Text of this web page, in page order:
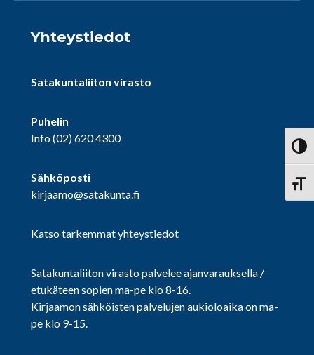
Yhteystiedot
Satakuntaliiton virasto
Puhelin
Info(02) 620 4300
Sähköposti
kirjaamo@satakunta.fi
Katso tarkemmat yhteystiedot
Satakuntaliiton virasto palvelee ajanvarauksella /
etukäteen sopien ma-pe klo 8-16.
Kirjaamon sähköisten palvelujen aukioloaika on ma-
pe klo 9-15.